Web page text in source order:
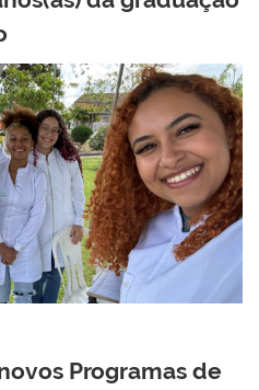
Programas de